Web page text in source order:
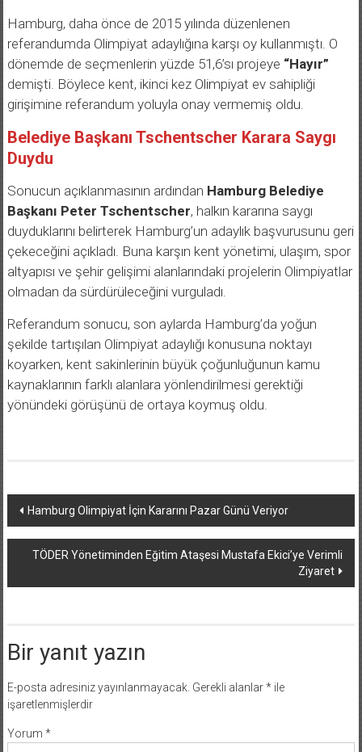
Hamburg, daha önce de 2015 yılında düzenlenen
referandumda Olimpiyat adaylığına karşı oy kullanmıştı. O
dönemde de seçmenlerin yüzde 51,6’sı projeye “Hayır”
demişti. Böylece kent, ikinci kez Olimpiyat ev sahipliği
girişimine referandum yoluyla onay vermemiş oldu.
Belediye Başkanı Tschentscher Karara Saygı
Duydu
Sonucun açıklanmasının ardından Hamburg Belediye
Başkanı Peter Tschentscher, halkın kararına saygı
duyduklarını belirterek Hamburg’un adaylık başvurusunu geri
çekeceğini açıkladı. Buna karşın kent yönetimi, ulaşım, spor
altyapısı ve şehir gelişimi alanlarındaki projelerin Olimpiyatlar
olmadan da sürdürüleceğini vurguladı.
Referandum sonucu, son aylarda Hamburg’da yoğun
şekilde tartışılan Olimpiyat adaylığı konusuna noktayı
koyarken, kent sakinlerinin büyük çoğunluğunun kamu
kaynaklarının farklı alanlara yönlendirilmesi gerektiği
yönündeki görüşünü de ortaya koymuş oldu.
Yazı
dolaşımı
Hamburg Olimpiyat İçin Kararını Pazar Günü Veriyor
TÖDER Yönetiminden Eğitim Ataşesi Mustafa Ekici’ye Verimli
Ziyaret
Bir yanıt yazın
E-posta adresiniz yayınlanmayacak. Gerekli alanlar*ile
işaretlenmişlerdir
Yorum *